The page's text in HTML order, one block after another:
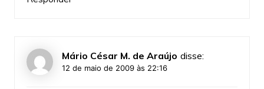
Mário César M. de Araújo disse:
12 de maio de 2009 às 22:16